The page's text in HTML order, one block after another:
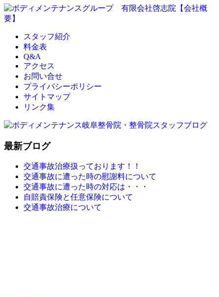
スタッフ紹介
料金表
Q&A
アクセス
お問い合せ
プライバシーポリシー
サイトマップ
リンク集
最新ブログ
交通事故治療扱っております！！
交通事故に遭った時の慰謝料について
交通事故に遭った時の対応は・・・
自賠責保険と任意保険について
交通事故治療について